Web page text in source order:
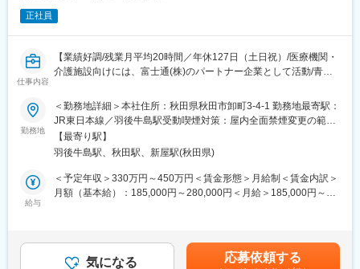
理店を通じて全国の調剤薬局に導入されております。
変更の範囲：会社の定める業務
正社員
仕事内容
【業績好調/残業月平均20時間／年休127日（土日祝）/医療機関・
介護施設向けには、富士通(株)のパートナー企業として活動/青
■魅力ポイント
・電子カルテ導入は国が主導して行っている事業のため、ニーズ
が順調に拡大しており、業績も好調です！
・医療機関・介護施設向けには、富士通(株)のパートナー企業とし
て活動。青森・岩手・秋田でトップクラスのシェアを獲得。
・歯科医院向けには、(株)ノーザのパートナーとして活動してお
■業務内容
勤務地
＜勤務地詳細＞本社住所：秋田県秋田市卸町3-4-1 勤務地最寄駅：
JR東日本線／羽後牛島駅受動喫煙対策：屋内全面禁煙変更の範
囲：会社の定める事業所
【最寄り駅】
羽後牛島駅、秋田駅、新屋駅(秋田県)
給与
＜予定年収＞330万円～450万円＜賃金形態＞月給制＜賃金内訳＞
月額（基本給）：185,000円～280,000円＜月給＞185,000円～
気になる 応募依頼する